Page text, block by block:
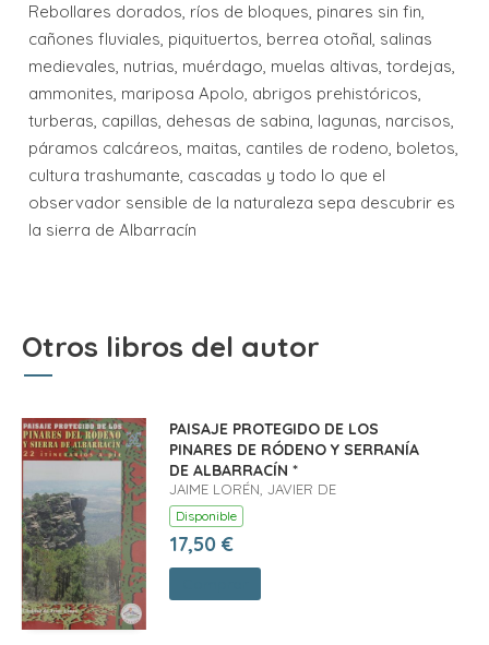
Rebollares dorados, ríos de bloques, pinares sin fin,
cañones fluviales, piquituertos, berrea otoñal, salinas
medievales, nutrias, muérdago, muelas altivas, tordejas,
ammonites, mariposa Apolo, abrigos prehistóricos,
turberas, capillas, dehesas de sabina, lagunas, narcisos,
páramos calcáreos, maitas, cantiles de rodeno, boletos,
cultura trashumante, cascadas y todo lo que el
observador sensible de la naturaleza sepa descubrir es
la sierra de Albarracín
Otros libros del autor
PAISAJE PROTEGIDO DE LOS
PINARES DE RÓDENO Y SERRANÍA
DE ALBARRACÍN *
JAIME LORÉN, JAVIER DE
Disponible
17,50 €